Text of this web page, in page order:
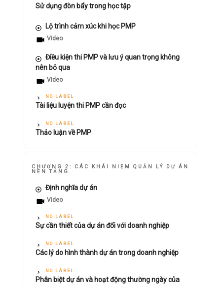
Sử dụng đòn bẩy trong học tập
Lộ trình cảm xúc khi học PMP
Video
Điều kiện thi PMP và lưu ý quan trọng không
nên bỏ qua
Video
NO LABEL
Tài liệu luyện thi PMP cần đọc
NO LABEL
Thảo luận về PMP
CHƯƠNG 2: CÁC KHÁI NIỆM QUẢN LÝ DỰ ÁN
NỀN TẢNG
Định nghĩa dự án
Video
NO LABEL
Sự cần thiết của dự án đối với doanh nghiệp
NO LABEL
Các lý do hình thành dự án trong doanh nghiệp
NO LABEL
Phân biệt dự án và hoạt động thường ngày của